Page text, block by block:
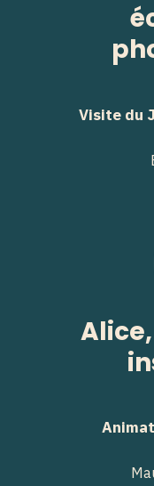
Visite du